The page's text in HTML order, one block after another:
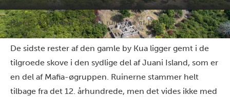
Hjem Aktiviteter Besøg ruinerne af byen Kua
De sidste rester af den gamle by Kua ligger gemt i de
tilgroede skove i den sydlige del af Juani Island, som er
en del af Mafia-øgruppen. Ruinerne stammer helt
tilbage fra det 12. århundrede, men det vides ikke med